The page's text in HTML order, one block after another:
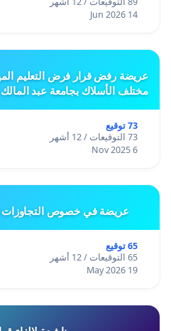
14 Jun 2026
عريضة رفض قرار فرض التعليم
مختلف الأسلاك بجامعة عبد
73 توقيع
73 التوقيعات / 12 أشهر
6 Nov 2025
عريضة في خصوص التجاوزات
65 توقيع
65 التوقيعات / 12 أشهر
19 May 2026